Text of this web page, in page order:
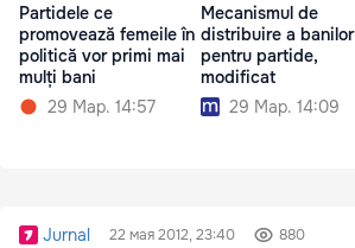
Partidele ce
promovează femeile în
politică vor primi mai
mulți bani
29 Мар. 14:57
Mecanismul de
distribuire a banilor
pentru partide,
modificat
29 Мар. 14:09
Jurnal 22 мая 2012, 23:40 880